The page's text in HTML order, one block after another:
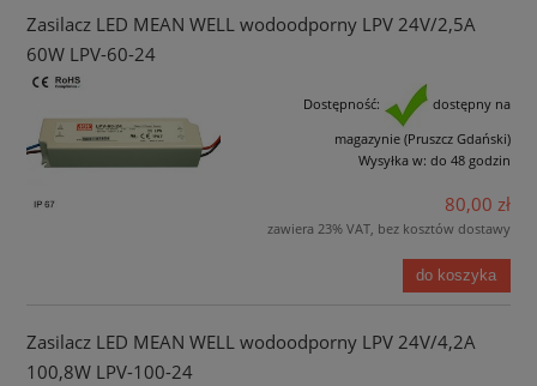
Zasilacz LED MEAN WELL wodoodporny LPV 24V/2,5A
60W LPV-60-24
Dostępność:
dostępny na
magazynie (Pruszcz Gdański)
Wysyłka w: do 48 godzin
80,00 zł
zawiera 23% VAT, bez kosztów dostawy
do koszyka
Zasilacz LED MEAN WELL wodoodporny LPV 24V/4,2A
100,8W LPV-100-24